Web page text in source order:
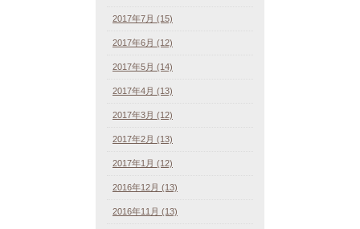
2017年7月 (15)
2017年6月 (12)
2017年5月 (14)
2017年4月 (13)
2017年3月 (12)
2017年2月 (13)
2017年1月 (12)
2016年12月 (13)
2016年11月 (13)